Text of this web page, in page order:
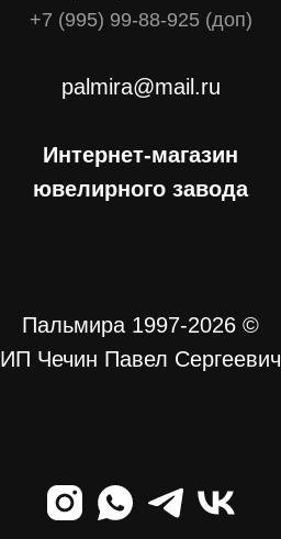
+7 (995) 99-88-925 (доп)
palmira@mail.ru
Интернет-магазин
ювелирного завода
Пальмира 1997-2026 ©
ИП Чечин Павел Сергеевич